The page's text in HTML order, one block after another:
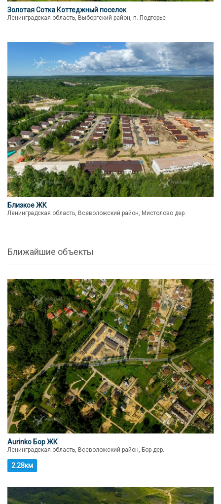
Золотая Сотка Коттеджный поселок
Ленинградская область, Выборгский район, п. Подгорье
Близкое ЖК
Ленинградская область, Всеволожский район, Мистолово дер.
Ближайшие объекты
Aurinko Бор ЖК
Ленинградская область, Всеволожский район, Бор дер.
2.28км